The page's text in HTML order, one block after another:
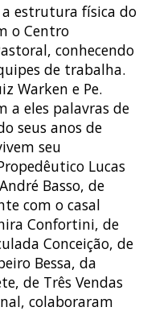
estrutura física do
o Centro
conhecendo
de trabalha.
Warken e Pe.
a eles palavras de
seus anos de
seu
Lucas
Basso, de
com o casal
Confortini, de
Conceição, de
Bessa, da
de Três Vendas
colaboraram